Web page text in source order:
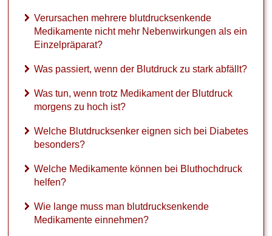
Verursachen mehrere blutdrucksenkende
Medikamente nicht mehr Nebenwirkungen als ein
Einzelpräparat?
Was passiert, wenn der Blutdruck zu stark abfällt?
Was tun, wenn trotz Medikament der Blutdruck
morgens zu hoch ist?
Welche Blutdrucksenker eignen sich bei Diabetes
besonders?
Welche Medikamente können bei Bluthochdruck
helfen?
Wie lange muss man blutdrucksenkende
Medikamente einnehmen?